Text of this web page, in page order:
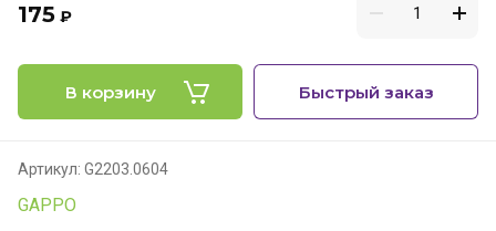
175 ₽
В корзину Быстрый заказ
Артикул: G2203.0604
GAPPO